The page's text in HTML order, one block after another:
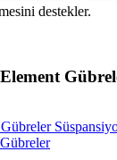
destekler.